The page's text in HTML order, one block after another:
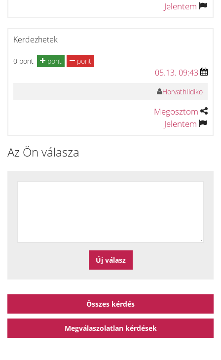
Jelentem
Kerdezhetek
0 pont pont pont
05.13. 09:43
HorvathIldiko
Megosztom
Jelentem
Az Ön válasza
Összes kérdés
Megválaszolatlan kérdések